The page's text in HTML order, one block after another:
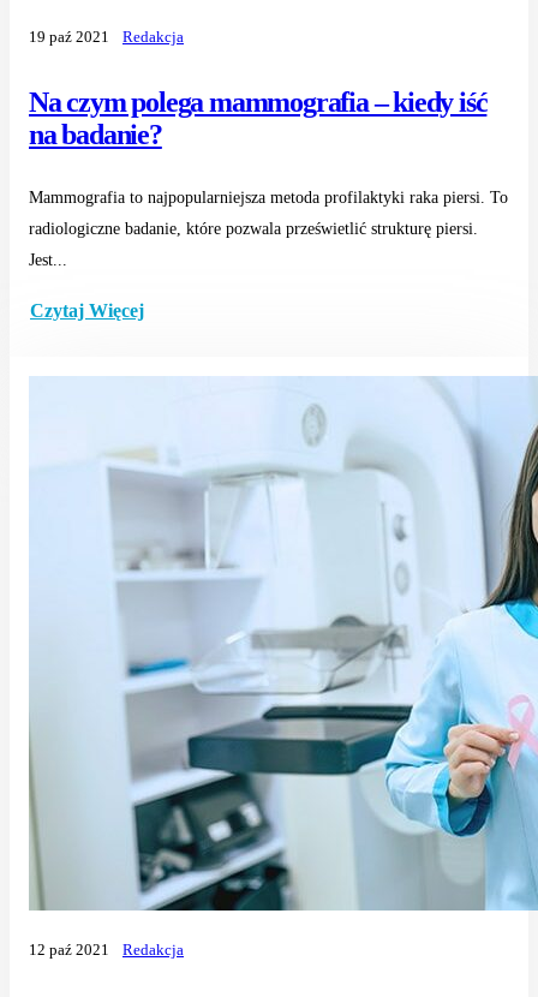
Na czym polega mammografia – kiedy iść
na badanie?
19 paź 2021 Redakcja
Mammografia to najpopularniejsza metoda profilaktyki raka piersi. To
radiologiczne badanie, które pozwala prześwietlić strukturę piersi.
Jest...
Czytaj Więcej
12 paź 2021 Redakcja